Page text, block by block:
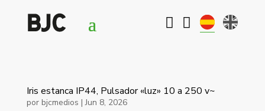
 
Iris estanca IP44, Pulsador «luz» 10 a 250 v~
por bjcmedios |Jun 8, 2026